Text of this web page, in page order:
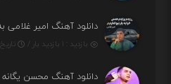
بازدید : ۱ بازدید بار / تاریخ :